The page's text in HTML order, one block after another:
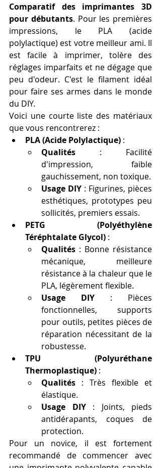
Comparatif des imprimantes 3D
pour débutants. Pour les premières
impressions, le PLA (acide
polylactique) est votre meilleur ami. Il
est facile à imprimer, tolère des
réglages imparfaits et ne dégage que
peu d'odeur. C'est le filament idéal
pour faire ses armes dans le monde
du DIY.
Voici une courte liste des matériaux
que vous rencontrerez :
PLA (Acide Polylactique) :
Qualités : Facilité
d'impression, faible
gauchissement, non toxique.
Usage DIY : Figurines, pièces
esthétiques, prototypes peu
sollicités, premiers essais.
PETG (Polyéthylène
Téréphtalate Glycol) :
Qualités : Bonne résistance
mécanique, meilleure
résistance à la chaleur que le
PLA, légèrement flexible.
Usage DIY : Pièces
fonctionnelles, supports
pour outils, petites pièces de
réparation nécessitant de la
robustesse.
TPU (Polyuréthane
Thermoplastique) :
Qualités : Très flexible et
élastique.
Usage DIY : Joints, pieds
antidérapants, coques de
protection.
Pour un novice, il est fortement
recommandé de commencer avec